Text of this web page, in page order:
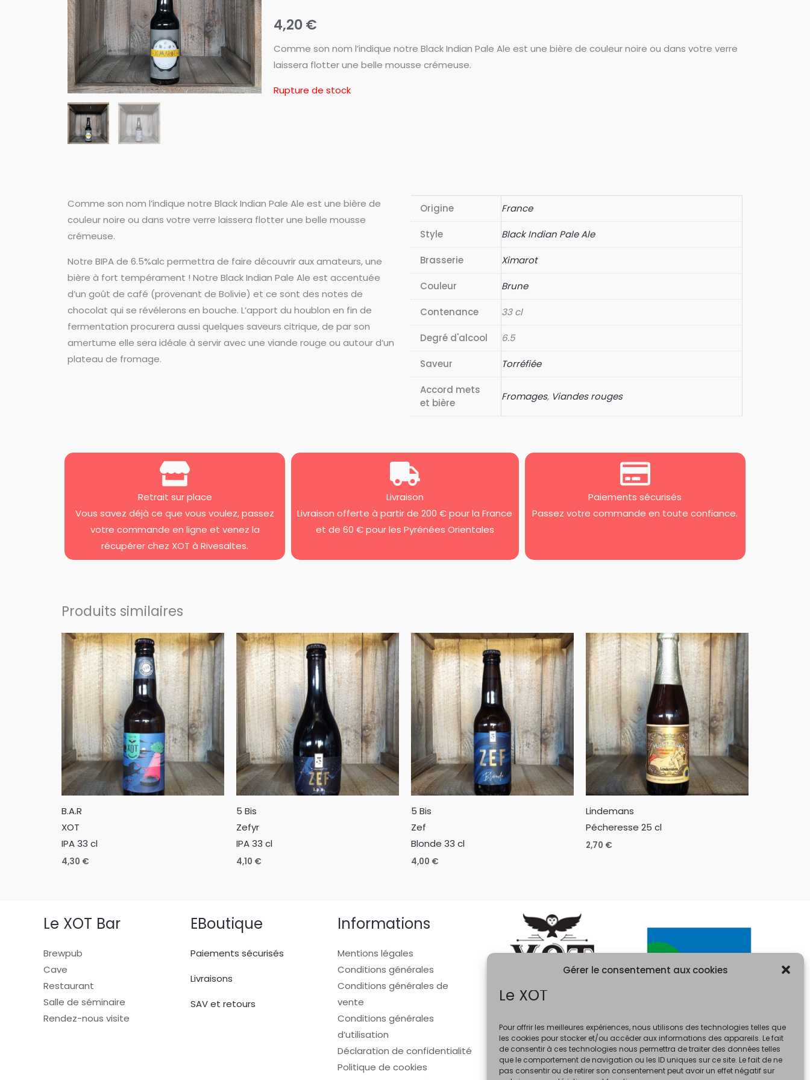
Gérer le consentement aux cookies
Le XOT
Pour offrir les meilleures expériences, nous utilisons des technologies telles que
les cookies pour stocker et/ou accéder aux informations des appareils. Le fait
de consentir à ces technologies nous permettra de traiter des données telles
que le comportement de navigation ou les ID uniques sur ce site. Le fait de ne
pas consentir ou de retirer son consentement peut avoir un effet négatif sur
4,20€
Comme son nom l’indique notre Black Indian Pale Ale est une bière de couleur noire ou dans votre verre
laissera flotter une belle mousse crémeuse.
Rupture de stock
Comme son nom l’indique notre Black Indian Pale Ale est une bière de
couleur noire ou dans votre verre laissera flotter une belle mousse
crémeuse.
Notre BIPA de 6.5%alc permettra de faire découvrir aux amateurs, une
bière à fort tempérament ! Notre Black Indian Pale Ale est accentuée
d’un goût de café (provenant de Bolivie) et ce sont des notes de
chocolat qui se révélerons en bouche. L’apport du houblon en fin de
fermentation procurera aussi quelques saveurs citrique, de par son
amertume elle sera idéale à servir avec une viande rouge ou autour d’un
plateau de fromage.
Origine France
Style Black Indian Pale Ale
Brasserie Ximarot
Couleur Brune
Contenance 33 cl
Degré d'alcool 6.5
Saveur Torréfiée
Accord mets
et bière
Fromages, Viandes rouges
Retrait sur place
Vous savez déjà ce que vous voulez, passez
votre commande en ligne et venez la
récupérer chez XOT à Rivesaltes.
Livraison
Livraison offerte à partir de 200 € pour la France
et de 60 € pour les Pyrénées Orientales
Paiements sécurisés
Passez votre commande en toute confiance.
Produits similaires
B.A.R
XOT
IPA 33 cl
4,30 €
5 Bis
Zefyr
IPA 33 cl
4,10 €
5 Bis
Zef
Blonde 33 cl
4,00 €
Lindemans
Pécheresse 25 cl
2,70 €
Le XOT Bar
Brewpub
Cave
Restaurant
Salle de séminaire
Rendez-nous visite
EBoutique
Paiements sécurisés
Livraisons
SAV et retours
Informations
Mentions légales
Conditions générales
Conditions générales de
vente
Conditions générales
d’utilisation
Déclaration de confidentialité
Politique de cookies